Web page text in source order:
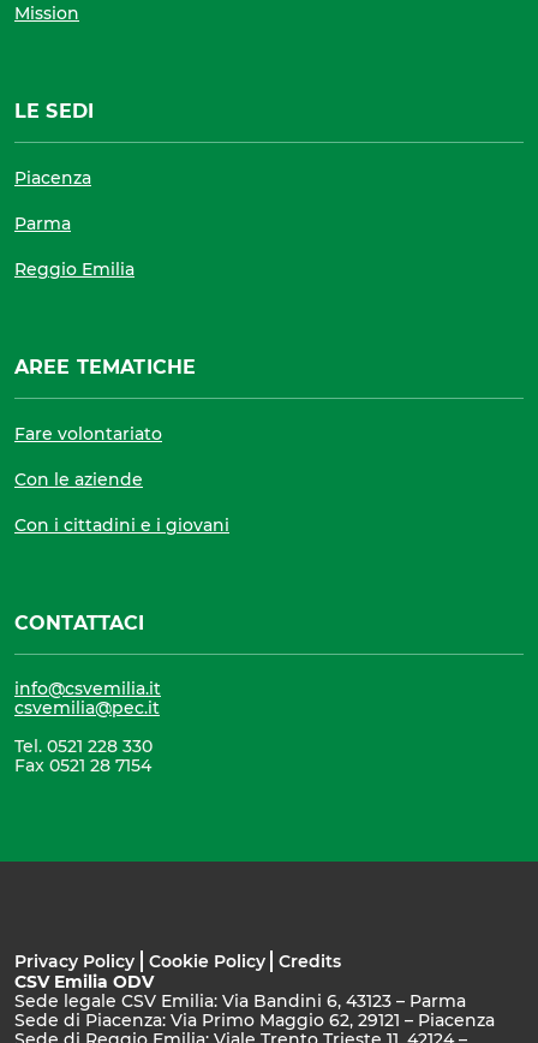
Mission
LE SEDI
Piacenza
Parma
Reggio Emilia
AREE TEMATICHE
Fare volontariato
Con le aziende
Con i cittadini e i giovani
CONTATTACI
info@csvemilia.it
csvemilia@pec.it
Tel. 0521 228 330
Fax 0521 28 7154
Privacy Policy Cookie Policy
Credits
CSV Emilia ODV
Sede legale CSV Emilia: Via Bandini 6, 43123 – Parma
Sede di Piacenza: Via Primo Maggio 62, 29121 – Piacenza